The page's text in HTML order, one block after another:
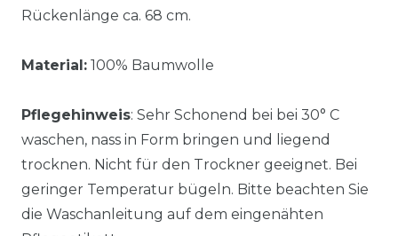
Rückenlänge ca. 68 cm.
Material: 100% Baumwolle
Pflegehinweis: Sehr Schonend bei bei 30° C
waschen, nass in Form bringen und liegend
trocknen. Nicht für den Trockner geeignet. Bei
geringer Temperatur bügeln. Bitte beachten Sie
die Waschanleitung auf dem eingenähten